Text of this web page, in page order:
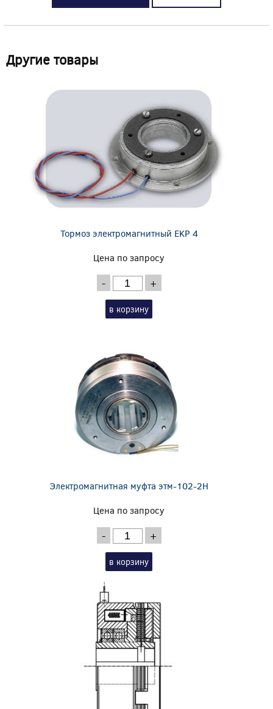
Другие товары
Тормоз электромагнитный EKP 4
Цена по запросу
- +
в корзину
Электромагнитная муфта этм-102-2Н
Цена по запросу
- +
в корзину